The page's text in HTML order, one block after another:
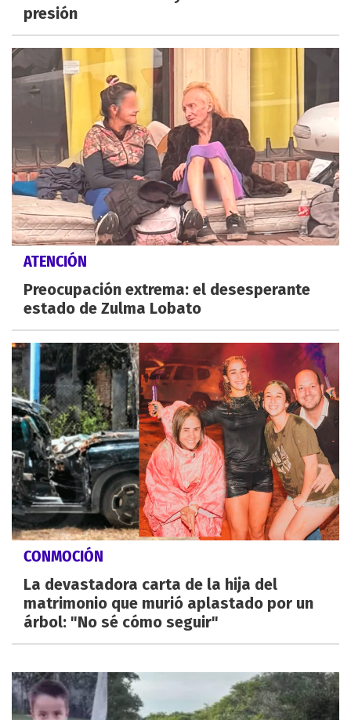
presión
ATENCIÓN
Preocupación extrema: el desesperante
estado de Zulma Lobato
CONMOCIÓN
La devastadora carta de la hija del
matrimonio que murió aplastado por un
árbol: "No sé cómo seguir"